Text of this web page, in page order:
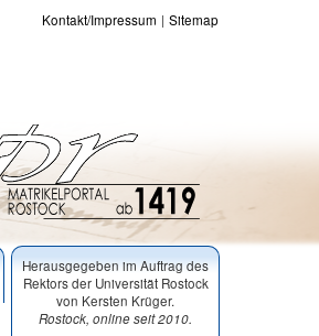
Kontakt/Impressum Sitemap
Herausgegeben im Auftrag des
Rektors der Universität Rostock
von Kersten Krüger.
Rostock, online seit 2010.